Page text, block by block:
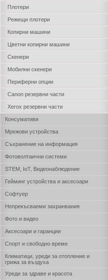
Плотери
Режещи плотери
Копирни машини
Цветни копирни машини
Скенери
Мобилни скенери
Периферни опции
Canon резервни части
Xerox резервни части
Консумативи
Мрежови устройства
Съхранение на информация
Фотоволтаични системи
STEM, IoT, Видеонаблюдение
Гейминг устройства и аксесоари
Софтуер
Непрекъсваеми захранвания
Фото и видео
Аксесоари и гаранции
Спорт и свободно време
Климатици, уреди за отопление и
грижа за въздуха
Уреди за здраве и красота